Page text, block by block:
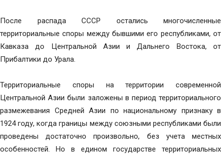
После распада СССР остались многочисленные
территориальные споры между бывшими его республиками, от
Кавказа до Центральной Азии и Дальнего Востока, от
Прибалтики до Урала.
Территориальные споры на территории современной
Центральной Азии были заложены в период территориального
размежевания Средней Азии по национальному признаку в
1924 году, когда границы между союзными республиками были
проведены достаточно произвольно, без учета местных
особенностей. Но в едином государстве территориальных